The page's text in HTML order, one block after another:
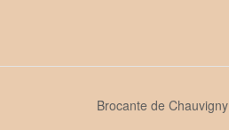
Brocante de Chauvigny